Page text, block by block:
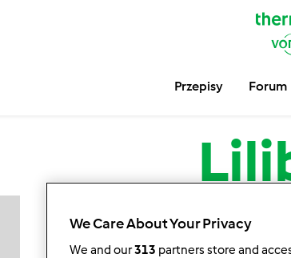
Przepisy Forum
We Care About Your Privacy
We and our313 partners store and